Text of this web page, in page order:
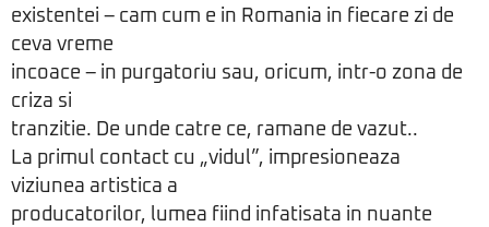
existentei – cam cum e in Romania in fiecare zi de
ceva vreme
incoace – in purgatoriu sau, oricum, intr-o zona de
criza si
tranzitie. De unde catre ce, ramane de vazut..
La primul contact cu „vidul”, impresioneaza
viziunea artistica a
producatorilor, lumea fiind infatisata in nuante